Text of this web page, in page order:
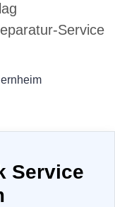
Service
Service